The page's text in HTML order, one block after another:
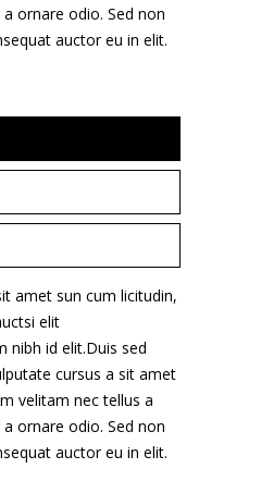
ornare odio. Sed non
auctor eu in elit.
amet sun cum licitudin,
elit
nibh id elit.Duis sed
cursus a sit amet
velitam nec tellus a
ornare odio. Sed non
auctor eu in elit.